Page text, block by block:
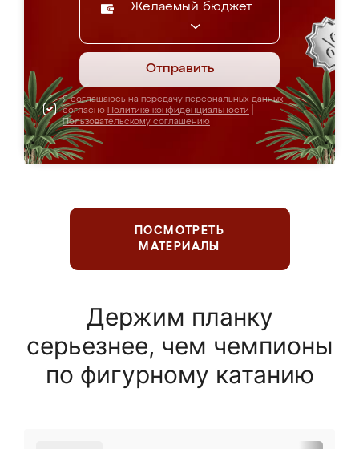
Желаемый бюджет
Отправить
Я соглашаюсь на передачу персональных данных
согласно Политике конфиденциальности
Пользовательскому соглашению
ПОСМОТРЕТЬ
МАТЕРИАЛЫ
Держим планку
серьезнее, чем чемпионы
по фигурному катанию